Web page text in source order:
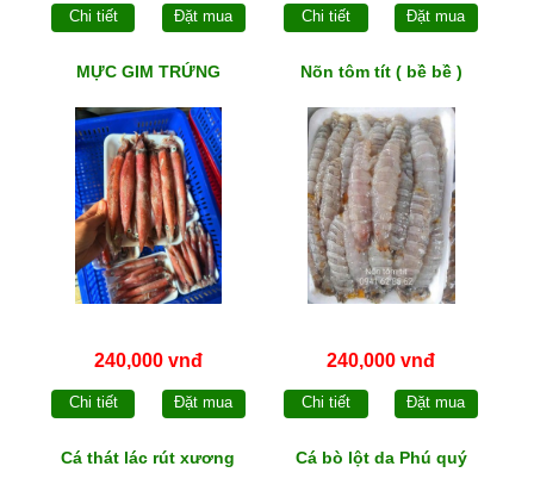
Chi tiết Đặt mua Chi tiết Đặt mua
MỰC GIM TRỨNG
240,000 vnđ
Chi tiết Đặt mua
Nõn tôm tít ( bề bề )
240,000 vnđ
Chi tiết Đặt mua
Cá thát lác rút xương Cá bò lột da Phú quý